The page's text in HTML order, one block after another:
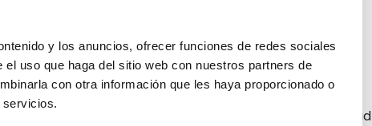
y los anuncios, ofrecer funciones de redes sociales
uso que haga del sitio web con nuestros partners de
con otra información que les haya proporcionado o
servicios.
Actualidad
Consejos
Decoración
Guías
Innovación y sostenibilidad